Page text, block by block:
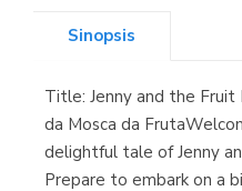
Sinopsis
Title: Jenny and the Fruit
da Mosca da
delightful tale of Jenny
Prepare to embark on a